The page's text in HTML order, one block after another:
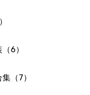
6）
（7）